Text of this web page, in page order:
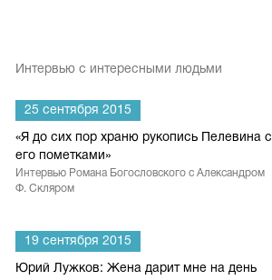
Интервью с интересными людьми
25 сентября 2015
«Я до сих пор храню рукопись Пелевина с
его пометками»
Интервью Романа Богословского с Александром
Ф. Скляром
19 сентября 2015
Юрий Лужков: Жена дарит мне на день